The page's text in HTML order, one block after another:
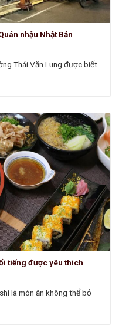
nhậu Nhật Bản
Thái Văn Lung được biết
tiếng được yêu thích
là món ăn không thể bỏ